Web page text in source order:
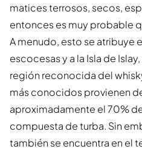
matices terrosos, secos,
entonces es muy probable
A menudo, esto se atribuye
escocesas y a la Isla de
región reconocida del
más conocidos provienen
aproximadamente el 70%
compuesta de turba. Sin
también se encuentra en el